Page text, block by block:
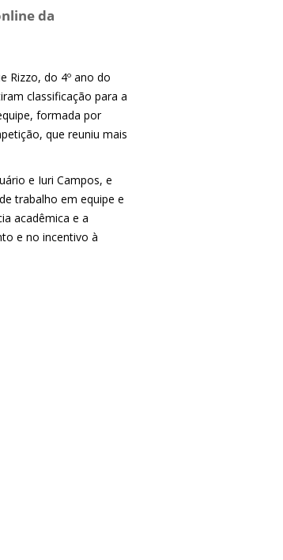
da
Rizzo, do 4º ano do
classificação para a
formada por
que reuniu mais
e Iuri Campos, e
trabalho em equipe e
acadêmica e a
e no incentivo à